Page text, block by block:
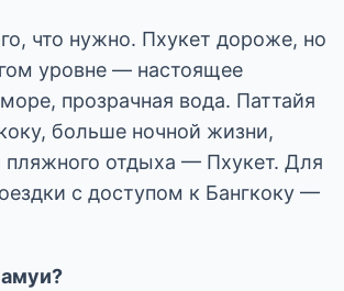
что нужно. Пхукет дороже, но
уровне — настоящее
прозрачная вода. Паттайя
больше ночной жизни,
отдыха — Пхукет. Для
с доступом к Бангкоку —